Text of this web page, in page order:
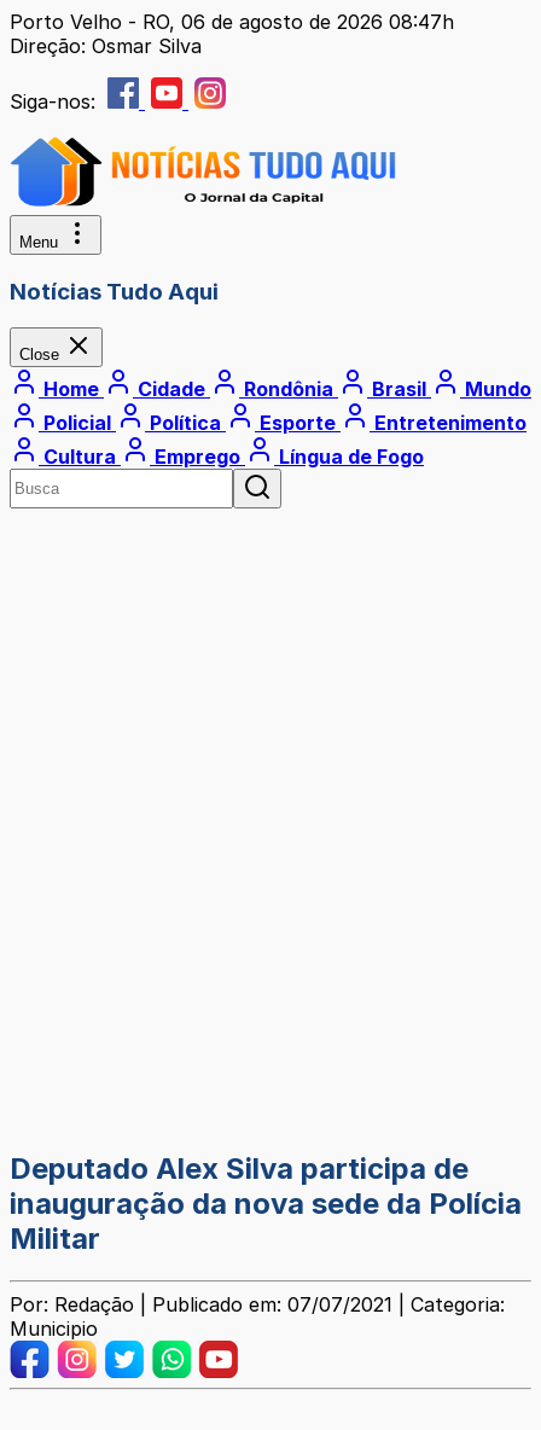
Porto Velho - RO, 06 de agosto de 2026 08:47h
Direção: Osmar Silva
Siga-nos:
Menu
Notícias Tudo Aqui
Close
Home Cidade Rondônia Brasil
Mundo
Policial
Política Esporte
Entretenimento
Cultura
Emprego Língua de Fogo
Deputado Alex Silva participa de
inauguração da nova sede da Polícia
Militar
Por: Redação | Publicado em: 07/07/2021 | Categoria:
Municipio